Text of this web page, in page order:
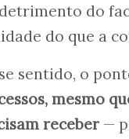
do
do que a
sentido, o
mesmo
receber—